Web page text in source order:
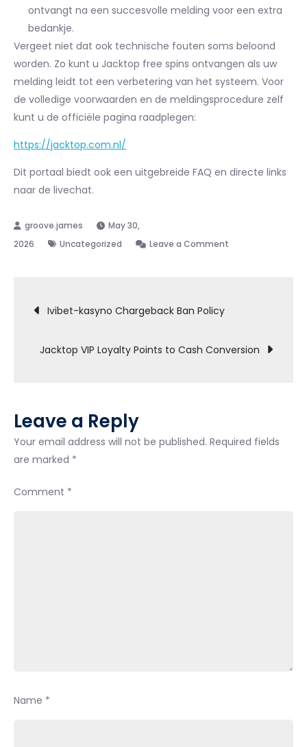
ontvangt na een succesvolle melding voor een extra
bedankje.
Vergeet niet dat ook technische fouten soms beloond
worden. Zo kunt u Jacktop free spins ontvangen als uw
melding leidt tot een verbetering van het systeem. Voor
de volledige voorwaarden en de meldingsprocedure zelf
kunt u de officiële pagina raadplegen:
https://jacktop.com.nl/
Dit portaal biedt ook een uitgebreide FAQ en directe links
naar de livechat.
May 30,
2026
Uncategorized Leave a Comment
Fraud
Post
navigation
Ivibet-kasyno Chargeback Ban Policy
Jacktop VIP Loyalty Points to Cash Conversion
Leave a Reply
Your email address will not be published. Required fields
are marked *
Comment *
Name *